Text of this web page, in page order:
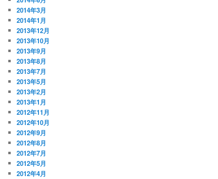
2014年3月
2014年1月
2013年12月
2013年10月
2013年9月
2013年8月
2013年7月
2013年5月
2013年2月
2013年1月
2012年11月
2012年10月
2012年9月
2012年8月
2012年7月
2012年5月
2012年4月